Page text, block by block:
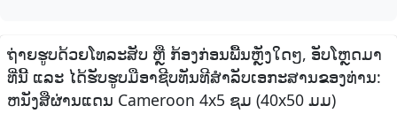
ຖ່າຍຮູບດ້ວຍໂທລະສັບ ຫຼື ກ້ອງກ່ອນພື້ນຫຼັງໃດໆ, ອັບໂຫຼດມາ
ທີ່ນີ້ ແລະ ໄດ້ຮັບຮູບມືອາຊີບທັນທີສໍາລັບເອກະສານຂອງທ່ານ:
ຫນັງສືຜ່ານແດນ Cameroon 4x5 ຊມ (40x50 ມມ)